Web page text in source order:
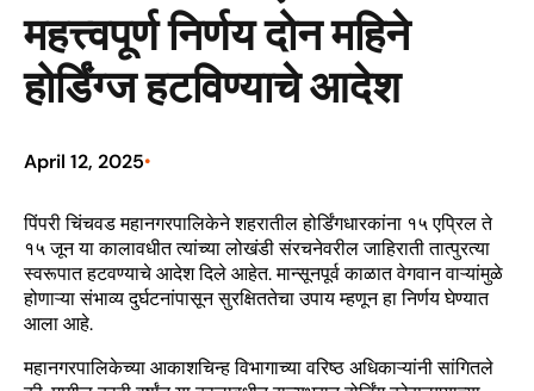
महत्त्वपूर्ण निर्णय दोन महिने
होर्डिंग्ज हटविण्याचे आदेश
April 12, 2025•
पिंपरी चिंचवड महानगरपालिकेने शहरातील होर्डिंगधारकांना १५ एप्रिल ते
१५ जून या कालावधीत त्यांच्या लोखंडी संरचनेवरील जाहिराती तात्पुरत्या
स्वरूपात हटवण्याचे आदेश दिले आहेत. मान्सूनपूर्व काळात वेगवान वाऱ्यांमुळे
होणाऱ्या संभाव्य दुर्घटनांपासून सुरक्षिततेचा उपाय म्हणून हा निर्णय घेण्यात
आला आहे.
महानगरपालिकेच्या आकाशचिन्ह विभागाच्या वरिष्ठ अधिकाऱ्यांनी सांगितले